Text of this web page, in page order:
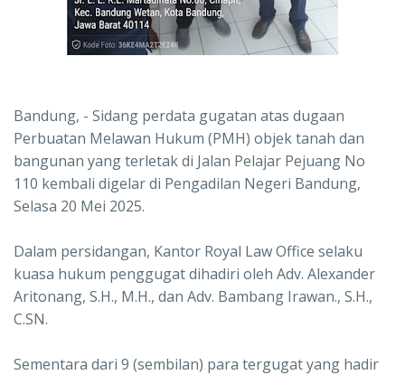
‎Bandung, - Sidang perdata gugatan atas dugaan
Perbuatan Melawan Hukum (PMH) objek tanah dan
bangunan yang terletak di Jalan Pelajar Pejuang No
110 kembali digelar di Pengadilan Negeri Bandung,
Selasa 20 Mei 2025.
Dalam persidangan, Kantor Royal Law Office selaku
kuasa hukum penggugat dihadiri oleh Adv. Alexander
Aritonang, S.H., M.H., dan Adv. Bambang Irawan., S.H.,
C.SN.
Sementara dari 9 (sembilan) para tergugat yang hadir